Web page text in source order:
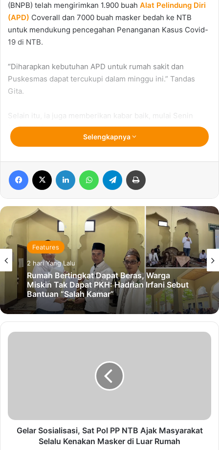
(BNPB) telah mengirimkan 1.900 buah Alat Pelindung Diri
(APD) Coverall dan 7000 buah masker bedah ke NTB
untuk mendukung pencegahan Penanganan Kasus Covid-
19 di NTB.
“Diharapkan kebutuhan APD untuk rumah sakit dan
Puskesmas dapat tercukupi dalam minggu ini.” Tandas
Gita.
Selain itu, ia juga memberikan kabar baik, mulai Senin
(6/4/2020) ini laboratorium RSUD Provinsi NTB telah
beroperasi untuk pemeriksaan sampel sejumlah Pasien
“Mulai hari ini laboratorium RSUD Provinsi NTB sebagai
rumah sakit rujukan sudah mulai melakukan pemeriksaan
sampel, sampel tersebut kemudian akan dilaporkan ke
Litbangkes RI di Jakarta,” Tambahnya.
Rilis juga menginformasikan terdapat dua orang tambahan
Pasien Covid-19 NTB yang dinyatakan Positif. Keduanya
berasal dari Lombok Timur dan memiliki riwayat kontak
fisik dengan Pasien nomor 1. Kedua pasien ini sama-sama
tak pernah bepergian ke daerah terjangkit. Saat ini kedua
pasien dirawat RSUD dr. R. Soedjono Selong.[]
Selengkapnya
Facebook LinkedIn WhatsAppTelegram
Features
2 hari Yang Lalu
Rumah Bertingkat Dapat Beras, Warga
Miskin Tak Dapat PKH: Hadrian Irfani Sebut
Bantuan “Salah Kamar”
Gelar
Selalu
Kenakan
Gelar Sosialisasi, Sat Pol PP NTB Ajak Masyarakat
Selalu Kenakan Masker di Luar Rumah